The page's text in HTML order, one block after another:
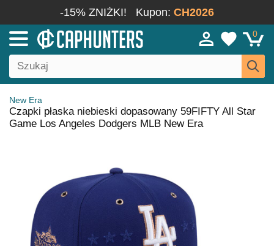
-15% ZNIŻKI! Kupon: CH2026
0
New Era
Czapki płaska niebieski dopasowany 59FIFTY All Star
Game Los Angeles Dodgers MLB New Era